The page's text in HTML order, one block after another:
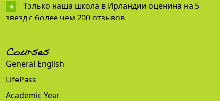
Только наша школа в Ирландии оценина на 5
звезд с более чем 200 отзывов
Courses
General English
LifePass
Academic Year